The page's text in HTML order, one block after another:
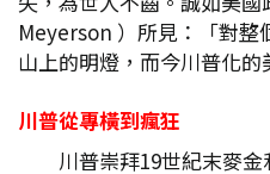
Meyerson ）所見：「對整
山上的明燈，而今川普化的
川普從專橫到瘋狂
川普崇拜19世紀末麥